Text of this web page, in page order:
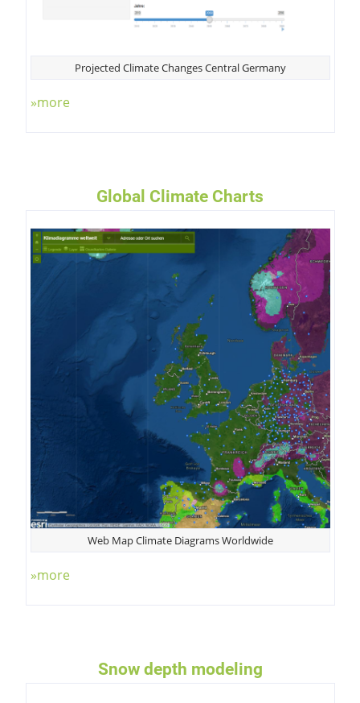
Projected Climate Changes Central Germany
»more
Global Climate Charts
Web Map Climate Diagrams Worldwide
»more
Snow depth modeling